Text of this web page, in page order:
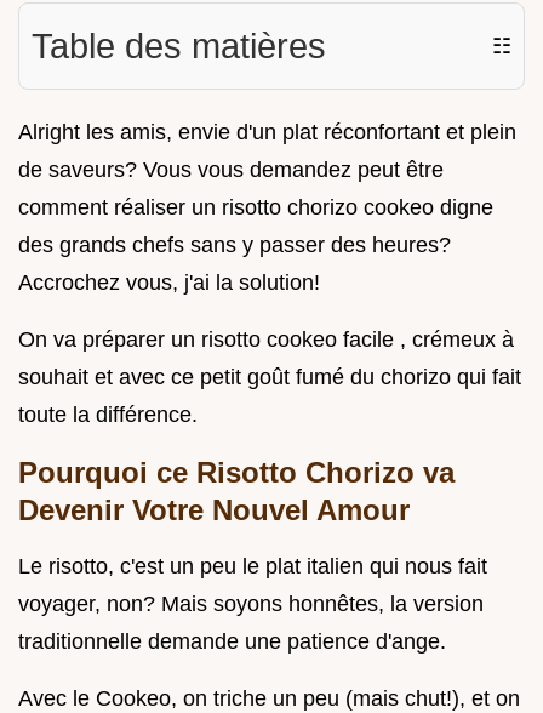
Table des matières ☷
Alright les amis, envie d'un plat réconfortant et plein
de saveurs? Vous vous demandez peut être
comment réaliser un risotto chorizo cookeo digne
des grands chefs sans y passer des heures?
Accrochez vous, j'ai la solution!
On va préparer un risotto cookeo facile , crémeux à
souhait et avec ce petit goût fumé du chorizo qui fait
toute la différence.
Pourquoi ce Risotto Chorizo va
Devenir Votre Nouvel Amour
Le risotto, c'est un peu le plat italien qui nous fait
voyager, non? Mais soyons honnêtes, la version
traditionnelle demande une patience d'ange.
Avec le Cookeo, on triche un peu (mais chut!), et on